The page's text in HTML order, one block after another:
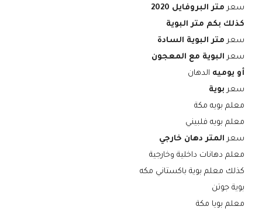
سعر متر البروفايل 2020
كذلك بكم متر البوية
سعر متر البوية السادة
سعر البوية مع المعجون
أو يوميه الدهان
سعر بوية
معلم بويه مكة
معلم بويه فلبيني
سعر المتر دهان خارجي
معلم دهانات داخلية وخارجية
كذلك معلم بوية باكستاني مكه
بوية جوتن
معلم بويا مكة